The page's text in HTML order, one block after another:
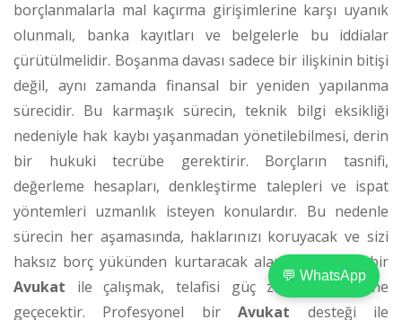
borçlanmalarla mal kaçırma girişimlerine karşı uyanık
olunmalı, banka kayıtları ve belgelerle bu iddialar
çürütülmelidir. Boşanma davası sadece bir ilişkinin bitişi
değil, aynı zamanda finansal bir yeniden yapılanma
sürecidir. Bu karmaşık sürecin, teknik bilgi eksikliği
nedeniyle hak kaybı yaşanmadan yönetilebilmesi, derin
bir hukuki tecrübe gerektirir. Borçların tasnifi,
değerleme hesapları, denkleştirme talepleri ve ispat
yöntemleri uzmanlık isteyen konulardır. Bu nedenle
sürecin her aşamasında, haklarınızı koruyacak ve sizi
haksız borç yükünden kurtaracak alanında uzman bir
Avukat ile çalışmak, telafisi güç zararların önüne
geçecektir. Profesyonel birAvukat desteği ile
💬 WhatsApp